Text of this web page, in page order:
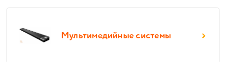
Мультимедийные системы